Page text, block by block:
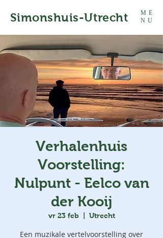
ME
NU
Simonshuis-Utrecht
Verhalenhuis
Voorstelling:
Nulpunt - Eelco van
der Kooij
vr 23 feb
  |
Utrecht
Een muzikale vertelvoorstelling over